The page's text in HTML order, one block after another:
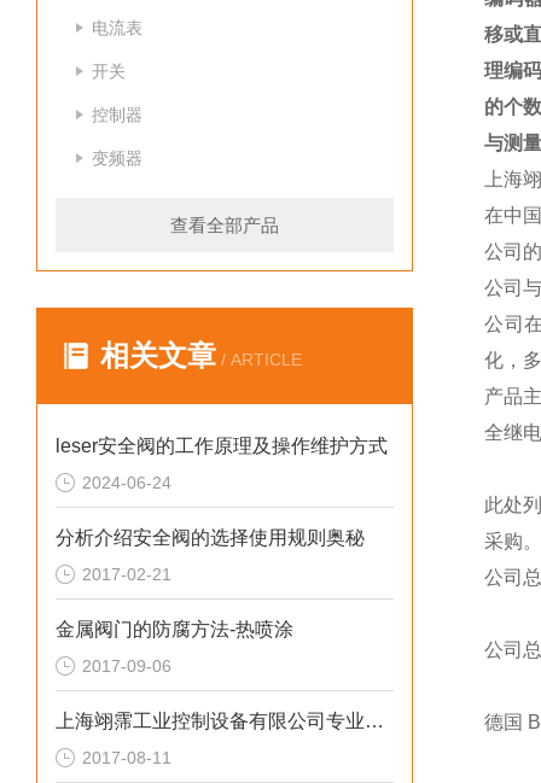
电流表
开关
控制器
变频器
查看全部产品
相关文章 / ARTICLE
leser安全阀的工作原理及操作维护方式
2024-06-24
分析介绍安全阀的选择使用规则奥秘
2017-02-21
金属阀门的防腐方法-热喷涂
2017-09-06
上海翊霈工业控制设备有限公司专业介绍如何正确选用止回阀
2017-08-11
移或
理编
的个
与测
上海
在中
公司
公司
公司
化，
产品
全继
此处
采购。
公司
公司
德国